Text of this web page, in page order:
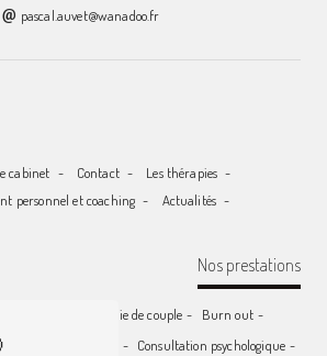
pascal.auvet@wanadoo.fr
cabinet Contact
Les thérapies
personnel et coaching
Actualités
Nos prestations
Thérapie de couple
Burn out
Psychologue clinicien
Consultation psychologique